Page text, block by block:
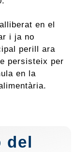
en el
i ja no
perill ara
persisteix per
en la
del